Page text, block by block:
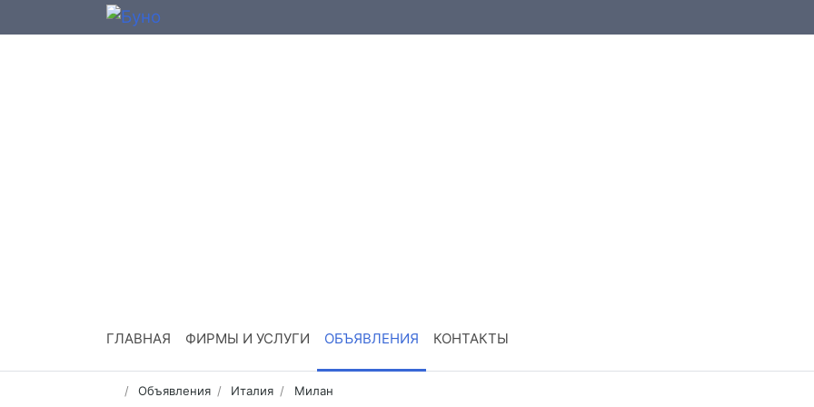
ГЛАВНАЯ ФИРМЫ И УСЛУГИ ОБЪЯВЛЕНИЯ КОНТАКТЫ
Объявления Италия Милан